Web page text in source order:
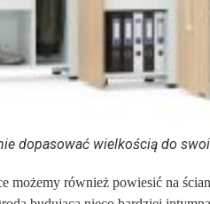
dopasować wielkością do
możemy również powiesić na